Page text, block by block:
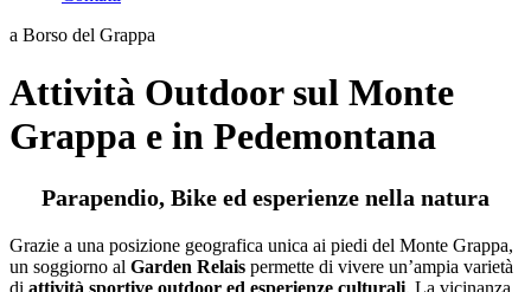
a Borso del Grappa
Attività Outdoor sul Monte
Grappa e in Pedemontana
Parapendio, Bike ed esperienze nella natura
Grazie a una posizione geografica unica ai piedi del Monte Grappa,
un soggiorno al Garden Relais permette di vivere un’ampia varietà
di attività sportive outdoor ed esperienze culturali. La vicinanza